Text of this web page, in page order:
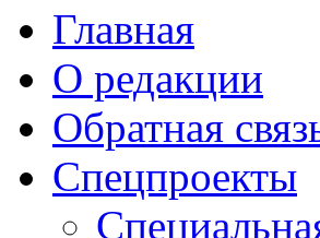
Главная
О редакции
Обратная
Спецпроекты